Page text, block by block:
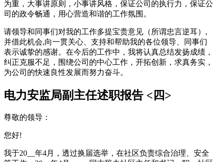
为重，大事讲原则，小事讲风格，保证公司的执行力，保证公
司的政令畅通，用心营造和谐的工作氛围。
请领导和同事们对我的工作多提宝贵意见（所谓忠言逆耳）,
并借此机会,向一贯关心、支持和帮助我的各位领导、同事们
表示诚挚的感谢。在今后的工作中，我将认真总结发扬成绩，
纠正克服不足，围绕公司的中心工作，开拓创新，求真务实，
为公司的快速良性发展而努力奋斗。
电力安监局副主任述职报告 <四>
尊敬的领导：
您好!
我于20__年4月，透过换届选举，在社区负责综合治理、安全